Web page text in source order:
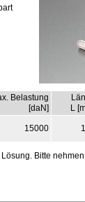
Belastung
[daN]
L
15000
Bitte